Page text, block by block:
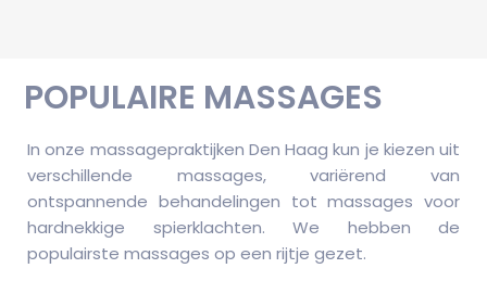
POPULAIRE MASSAGES
In onze massagepraktijken Den Haag kun je kiezen uit
verschillende massages, variërend van
ontspannende behandelingen tot massages voor
hardnekkige spierklachten. We hebben de
populairste massages op een rijtje gezet.